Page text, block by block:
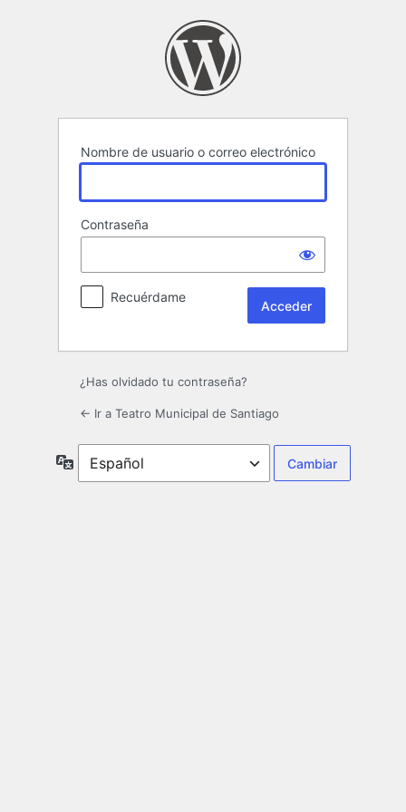
Nombre de usuario o correo electrónico
Contraseña
Recuérdame
¿Has olvidado tu contraseña?
← Ir a Teatro Municipal de Santiago
Idioma